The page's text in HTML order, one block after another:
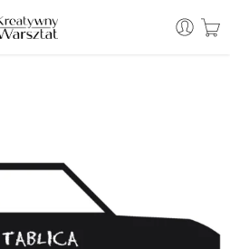
| T: +48 530 933 786